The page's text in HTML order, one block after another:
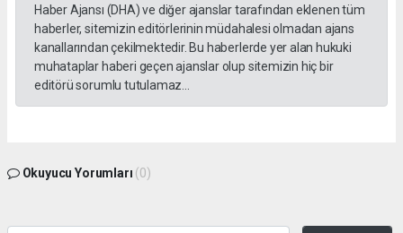
Haber Ajansı (DHA) ve diğer ajanslar tarafından eklenen tüm
haberler, sitemizin editörlerinin müdahalesi olmadan ajans
kanallarından çekilmektedir. Bu haberlerde yer alan hukuki
muhataplar haberi geçen ajanslar olup sitemizin hiç bir
editörü sorumlu tutulamaz...
Okuyucu Yorumları (0)